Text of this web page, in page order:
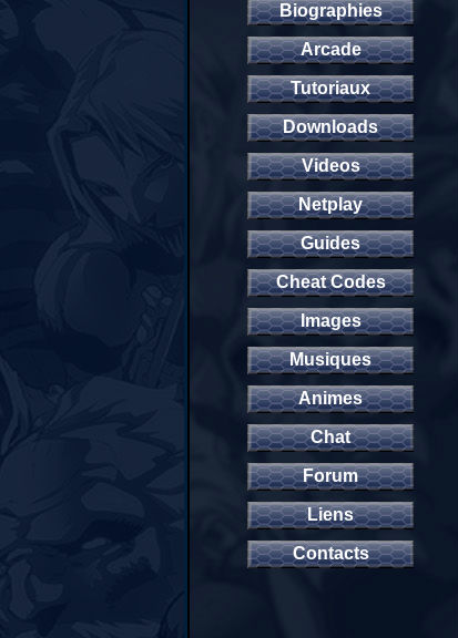
Biographies
Arcade
Tutoriaux
Downloads
Videos
Netplay
Guides
Cheat Codes
Images
Musiques
Animes
Chat
Forum
Liens
Contacts